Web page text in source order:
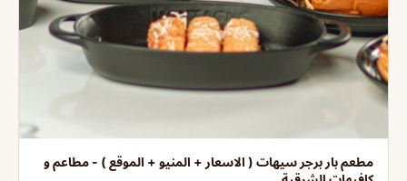
مطعم بار برجر سيهات ( الاسعار + المنيو + الموقع ) - مطاعم و